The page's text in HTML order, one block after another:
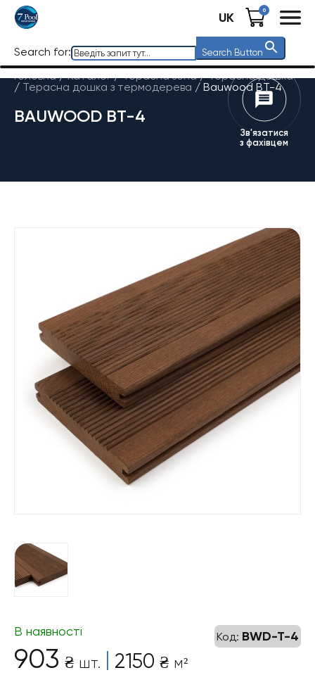
UK 0
Search for: Search Button
Головна / Каталог/Терасна зона/Терасна дошка
/ Терасна дошка з термодерева / Bauwood BT-4
BAUWOOD BT-4
Зв'язатися
з фахівцем
Код: BWD-T-4
В наявності
903 ₴ шт. | 2150 ₴ м²